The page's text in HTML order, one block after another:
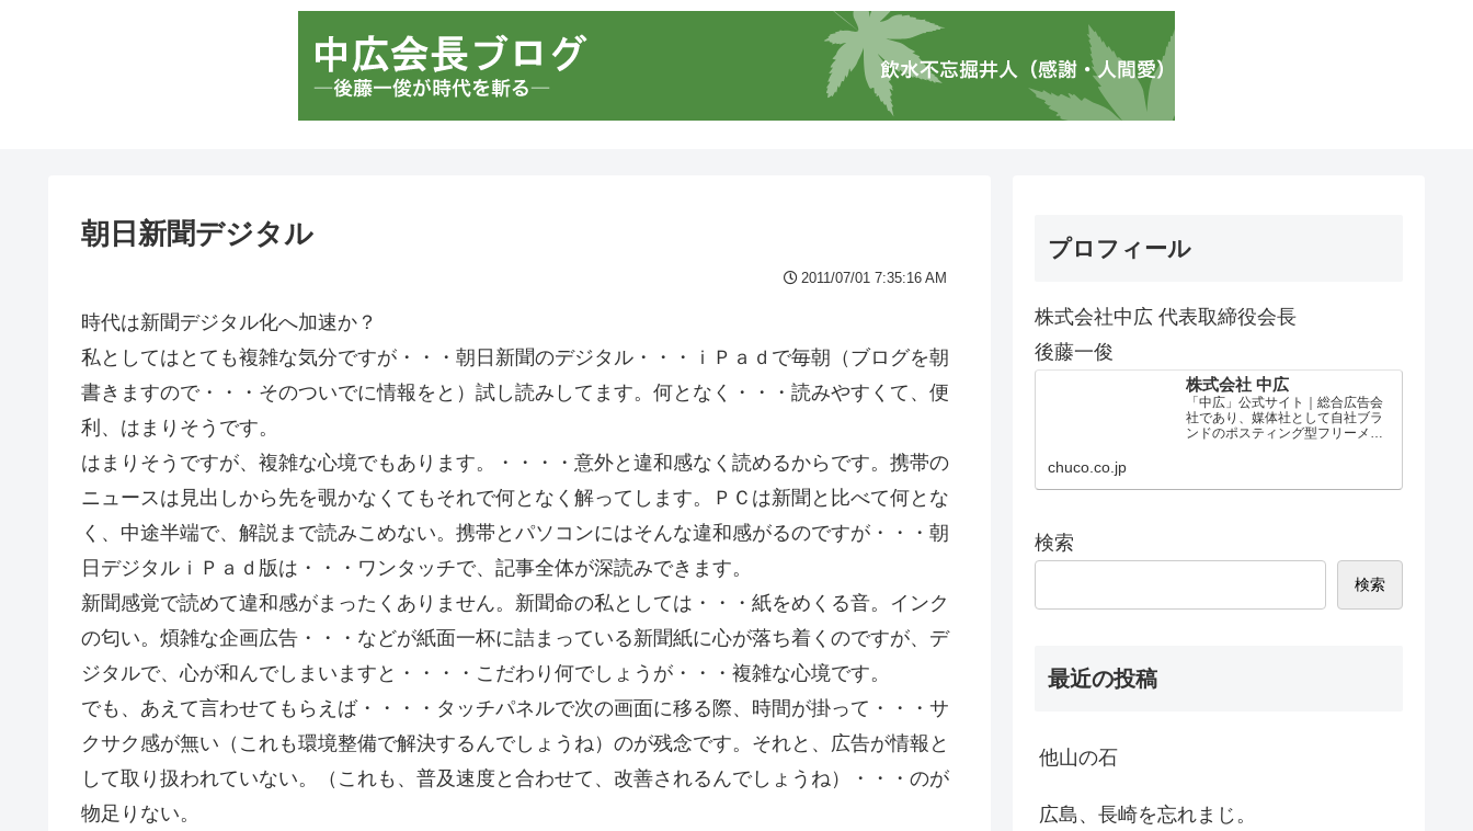
朝日新聞デジタル
2011/07/01 7:35:16 AM
時代は新聞デジタル化へ加速か？
私としてはとても複雑な気分ですが・・・朝日新聞のデジタル・・・ｉＰａｄで毎朝（ブログを朝
書きますので・・・そのついでに情報をと）試し読みしてます。何となく・・・読みやすくて、便
利、はまりそうです。
はまりそうですが、複雑な心境でもあります。・・・・意外と違和感なく読めるからです。携帯の
ニュースは見出しから先を覗かなくてもそれで何となく解ってします。ＰＣは新聞と比べて何とな
く、中途半端で、解説まで読みこめない。携帯とパソコンにはそんな違和感がるのですが・・・朝
日デジタルｉＰａｄ版は・・・ワンタッチで、記事全体が深読みできます。
新聞感覚で読めて違和感がまったくありません。新聞命の私としては・・・紙をめくる音。インク
の匂い。煩雑な企画広告・・・などが紙面一杯に詰まっている新聞紙に心が落ち着くのですが、デ
ジタルで、心が和んでしまいますと・・・・こだわり何でしょうが・・・複雑な心境です。
でも、あえて言わせてもらえば・・・・タッチパネルで次の画面に移る際、時間が掛って・・・サ
クサク感が無い（これも環境整備で解決するんでしょうね）のが残念です。それと、広告が情報と
して取り扱われていない。（これも、普及速度と合わせて、改善されるんでしょうね）・・・のが
物足りない。
プロフィール
株式会社中広 代表取締役会長
後藤一俊
株式会社 中広
「中広」公式サイト｜総合広告会
社であり、媒体社として自社ブラ
ンドのポスティング型フリーメデ
chuco.co.jp
検索
検索
最近の投稿
他山の石
広島、長崎を忘れまじ。